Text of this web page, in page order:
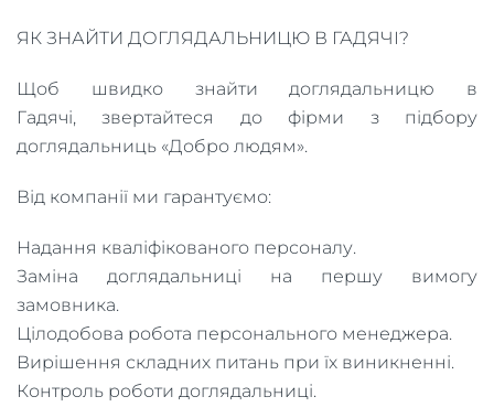
ЯК ЗНАЙТИ ДОГЛЯДАЛЬНИЦЮ В ГАДЯЧІ?
Щоб швидко знайти доглядальницю в
Гадячі, звертайтеся до фірми з підбору
доглядальниць «Добро людям».
Від компанії ми гарантуємо:
Надання кваліфікованого персоналу.
Заміна доглядальниці на першу вимогу
замовника.
Цілодобова робота персонального менеджера.
Вирішення складних питань при їх виникненні.
Контроль роботи доглядальниці.